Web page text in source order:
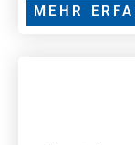
MEHR